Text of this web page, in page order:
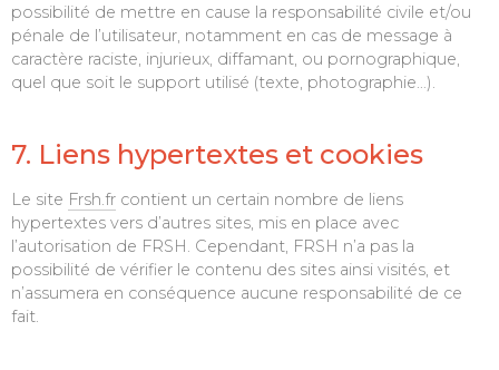
possibilité de mettre en cause la responsabilité civile et/ou
pénale de l’utilisateur, notamment en cas de message à
caractère raciste, injurieux, diffamant, ou pornographique,
quel que soit le support utilisé (texte, photographie…).
7. Liens hypertextes et cookies
Le site Frsh.fr contient un certain nombre de liens
hypertextes vers d’autres sites, mis en place avec
l’autorisation de FRSH. Cependant, FRSH n’a pas la
possibilité de vérifier le contenu des sites ainsi visités, et
n’assumera en conséquence aucune responsabilité de ce
fait.